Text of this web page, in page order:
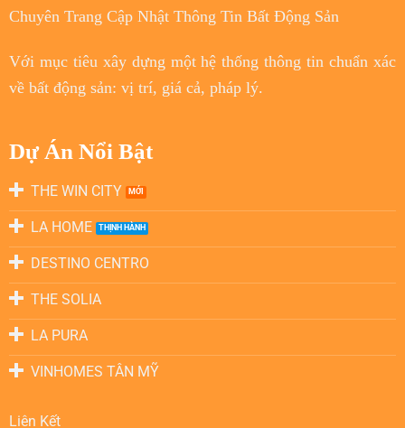
Chuyên Trang Cập Nhật Thông Tin Bất Động Sản
Với mục tiêuxây dựng một hệ thống thông tin chuẩn xác
về bất động sản: vị trí, giá cả, pháp lý.
Dự Án Nổi Bật
THE WIN CITY
LA HOME
DESTINO CENTRO
THE SOLIA
LA PURA
VINHOMES TÂN MỸ
Liên Kết